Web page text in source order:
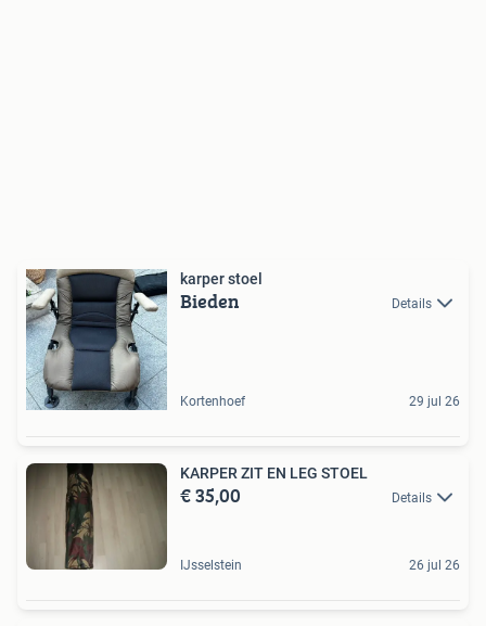
karper stoel
Bieden Details
Kortenhoef 29 jul 26
KARPER ZIT EN LEG STOEL
€ 35,00 Details
IJsselstein 26 jul 26